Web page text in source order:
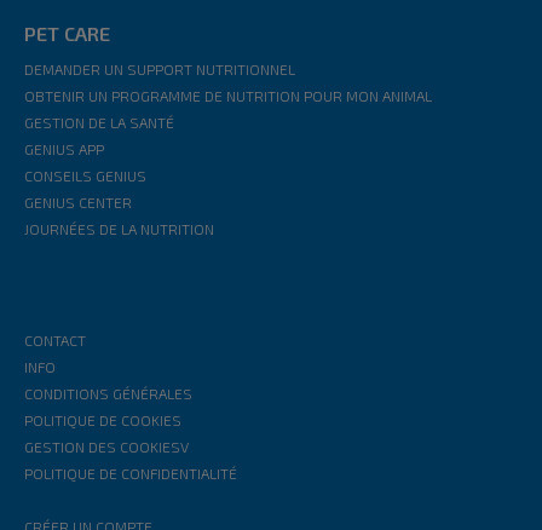
PET CARE
DEMANDER UN SUPPORT NUTRITIONNEL
OBTENIR UN PROGRAMME DE NUTRITION POUR MON ANIMAL
GESTION DE LA SANTÉ
GENIUS APP
CONSEILS GENIUS
GENIUS CENTER
JOURNÉES DE LA NUTRITION
CONTACT
INFO
CONDITIONS GÉNÉRALES
POLITIQUE DE COOKIES
GESTION DES COOKIESV
POLITIQUE DE CONFIDENTIALITÉ